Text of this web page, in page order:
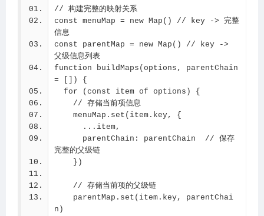
  console.log('所有父级:', result.parent
s)
  console.log('父级keys:', result.parent
s.map(p => p.key))
  console.log('父级labels:', result.pare
nts.map(p => p.label))
  // 输出：
er-list' }
户管理' }]
  // 父级keys: ['user']
  // 父级labels: ['用户管理']
// 构建完整的映射关系
const menuMap = new Map() // key -> 完整
信息
const parentMap = new Map() // key ->
父级信息列表
function buildMaps(options, parentChain
= []) {
  for (const item of options) {
    // 存储当前项信息
    menuMap.set(item.key, {
      ...item,
完整的父级链
    })
    // 存储当前项的父级链
n)